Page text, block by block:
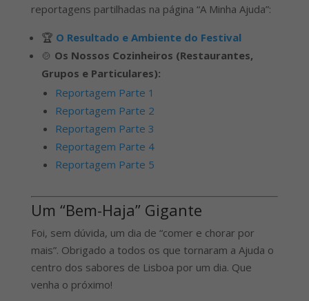
reportagens partilhadas na página “A Minha Ajuda”:
🏆 O Resultado e Ambiente do Festival
🍲 Os Nossos Cozinheiros (Restaurantes,
Grupos e Particulares):
Reportagem Parte 1
Reportagem Parte 2
Reportagem Parte 3
Reportagem Parte 4
Reportagem Parte 5
Um “Bem-Haja” Gigante
Foi, sem dúvida, um dia de “comer e chorar por
mais”. Obrigado a todos os que tornaram a Ajuda o
centro dos sabores de Lisboa por um dia. Que
venha o próximo!